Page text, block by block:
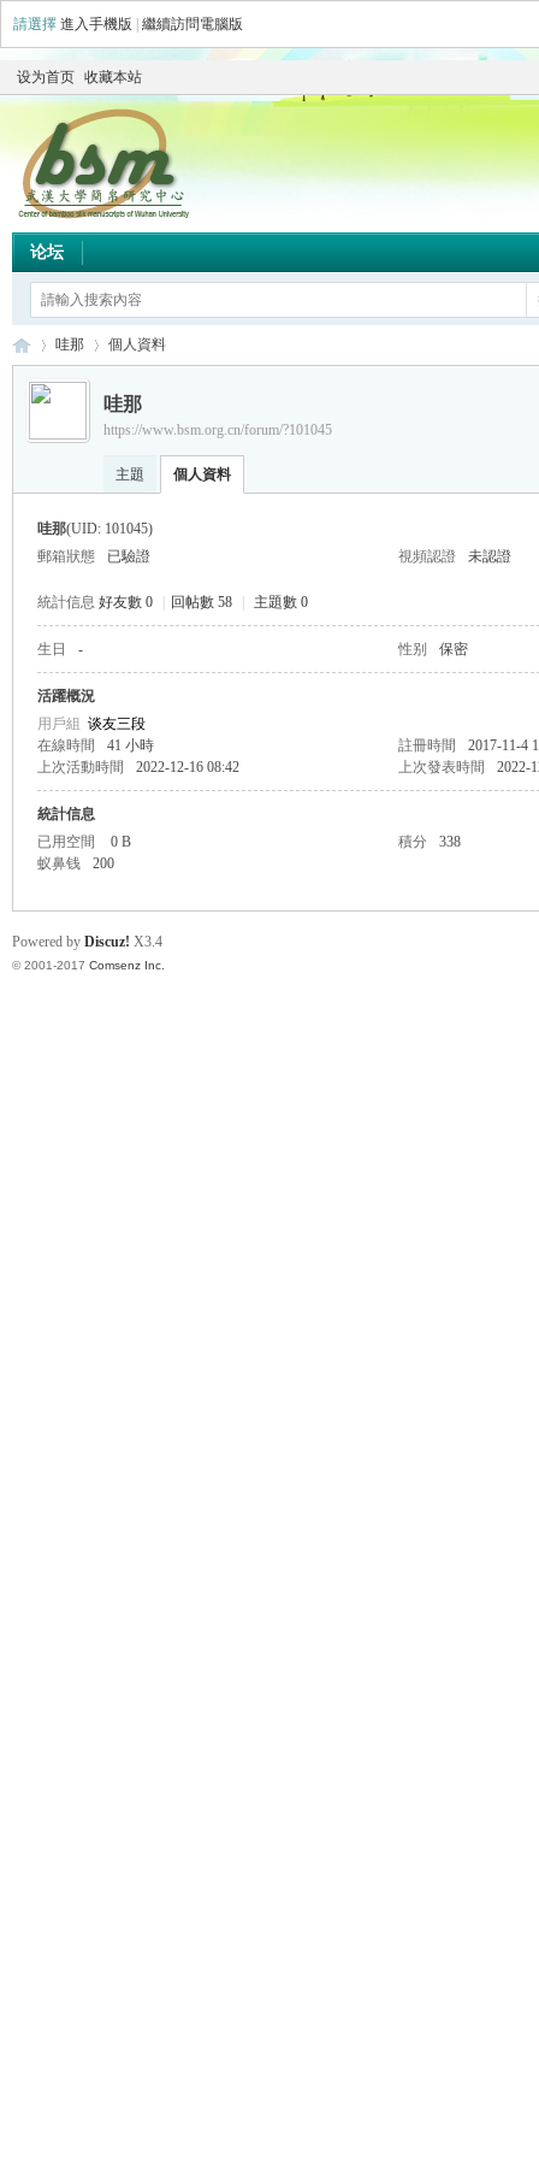
請選擇 進入手機版 繼續訪問電腦版
设为首页 收藏本站
论坛
›
哇那
›
個人資料
哇那
https://www.bsm.org.cn/forum/?101045
主題 個人資料
哇那(UID: 101045)
郵箱狀態
已驗證 視頻認證 未認證
統計信息 好友數 0 回帖數 58 主題數 0
生日 - 性别 保密
活躍概況
用戶組 谈友三段
在線時間
41 小時 註冊時間
2017-11-4
上次活動時間
2022-12-16 08:42 上次發表時間 2022-
統計信息
已用空間
0 B 積分
338
蚁鼻钱
200
Powered by Discuz! X3.4
© 2001-2017 Comsenz Inc.